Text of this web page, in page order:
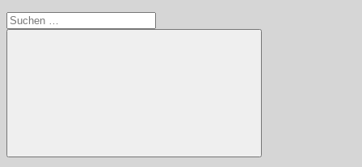
Suchen
nach:
Suchen